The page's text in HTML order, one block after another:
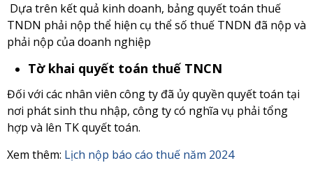
Dựa trên kết quả kinh doanh, bảng quyết toán thuế
TNDN phải nộp thể hiện cụ thể số thuế TNDN đã nộp và
phải nộp của doanh nghiệp
Tờ khai quyết toán thuế TNCN
Đối với các nhân viên công ty đã ủy quyền quyết toán tại
nơi phát sinh thu nhập, công ty có nghĩa vụ phải tổng
hợp và lên TK quyết toán.
Xem thêm: Lịch nộp báo cáo thuế năm 2024